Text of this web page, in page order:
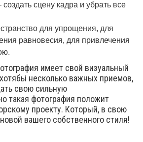
сцену кадра и убрать все
для упрощения, для
равновесия, для привлечения
имеет свой визуальный
несколько важных приемов,
свою сильную
такая фотография положит
проекту. Который, в свою
вашего собственного стиля!